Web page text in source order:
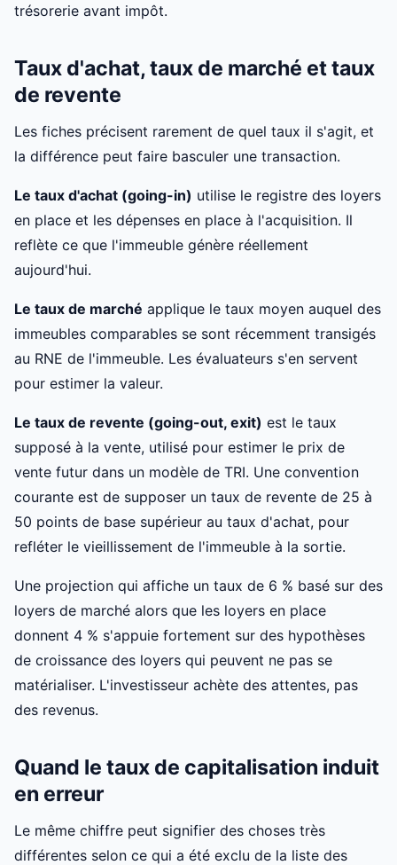
trésorerie avant impôt.
Taux d'achat, taux de marché et taux
de revente
Les fiches précisent rarement de quel taux il s'agit, et
la différence peut faire basculer une transaction.
Le taux d'achat (going-in) utilise le registre des loyers
en place et les dépenses en place à l'acquisition. Il
reflète ce que l'immeuble génère réellement
aujourd'hui.
Le taux de marché applique le taux moyen auquel des
immeubles comparables se sont récemment transigés
au RNE de l'immeuble. Les évaluateurs s'en servent
pour estimer la valeur.
Le taux de revente (going-out, exit) est le taux
supposé à la vente, utilisé pour estimer le prix de
vente futur dans un modèle de TRI. Une convention
courante est de supposer un taux de revente de 25 à
50 points de base supérieur au taux d'achat, pour
refléter le vieillissement de l'immeuble à la sortie.
Une projection qui affiche un taux de 6 % basé sur des
loyers de marché alors que les loyers en place
donnent 4 % s'appuie fortement sur des hypothèses
de croissance des loyers qui peuvent ne pas se
matérialiser. L'investisseur achète des attentes, pas
des revenus.
Quand le taux de capitalisation induit
en erreur
Le même chiffre peut signifier des choses très
différentes selon ce qui a été exclu de la liste des